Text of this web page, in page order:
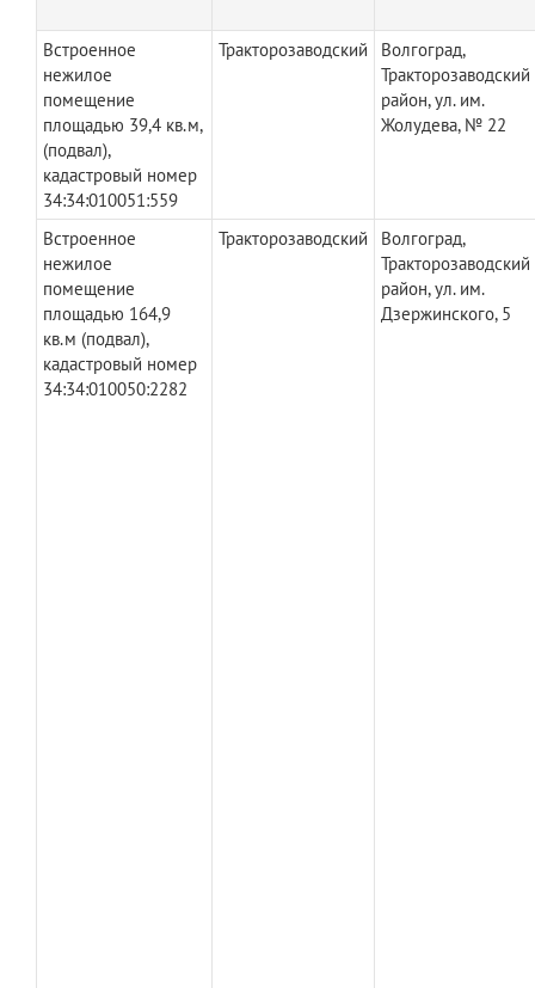
Встроенное
нежилое
помещение
площадью 39,4 кв.м,
(подвал),
кадастровый номер
34:34:010051:559
Тракторозаводский
Волгоград,
Тракторозаводский
район, ул. им.
Жолудева, № 22
Встроенное
нежилое
помещение
площадью 164,9
кв.м (подвал),
кадастровый номер
34:34:010050:2282
Тракторозаводский
Волгоград,
Тракторозаводский
район, ул. им.
Дзержинского, 5